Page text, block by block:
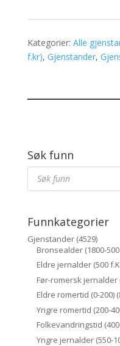
Kategorier: Alle
f.kr), Gjenstander,
Søk funn
Products
Søk
Funnkategorier
Gjenstander (4529)
Bronsealder (1800-
Eldre jernalder (500
Før-romersk jernalder
Eldre romertid (0-200)
Yngre romertid (200-
Folkevandringstid
Yngre jernalder (550-